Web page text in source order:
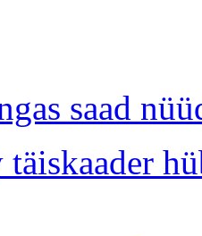
saad
täiskaader